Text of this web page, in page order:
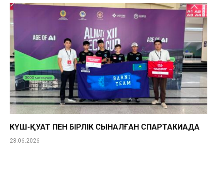
КҮШ-ҚУАТ ПЕН БІРЛІК СЫНАЛҒАН СПАРТАКИАДА
28.06.2026